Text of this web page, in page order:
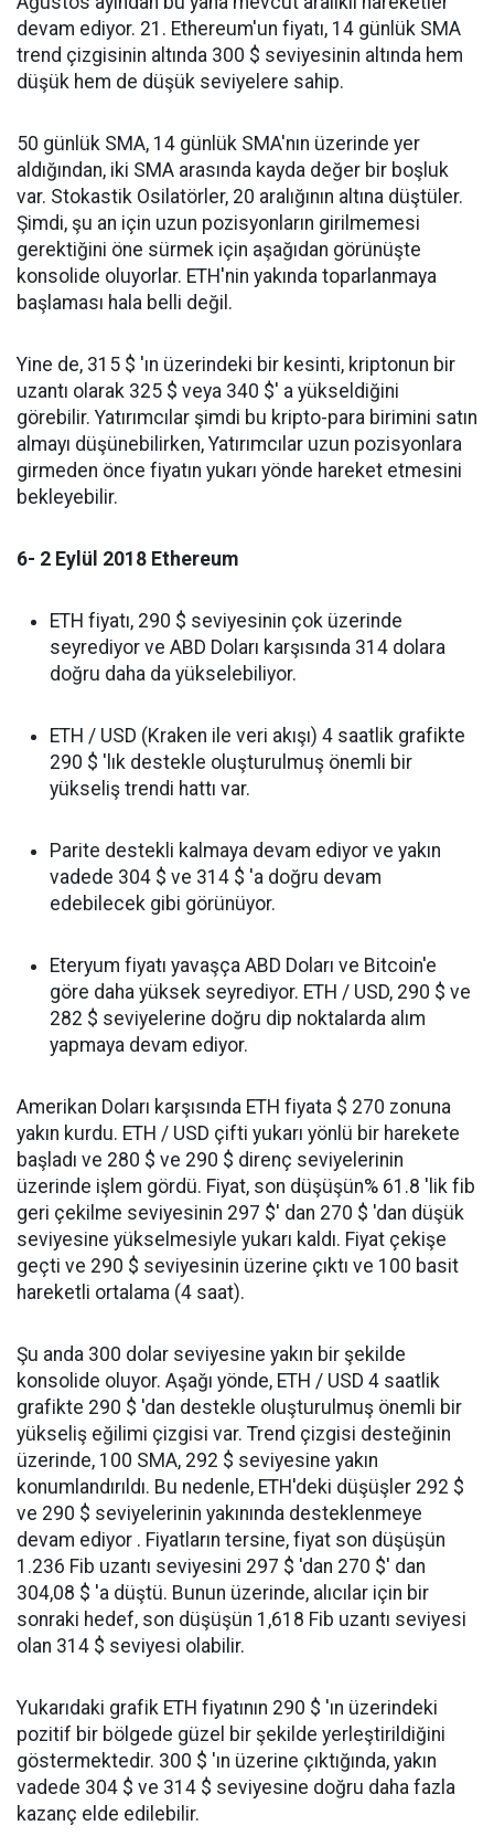
devam ediyor. 21. Ethereum'un fiyatı, 14 günlük SMA
trend çizgisinin altında 300 $ seviyesinin altında hem
düşük hem de düşük seviyelere sahip.
50 günlük SMA, 14 günlük SMA'nın üzerinde yer
aldığından, iki SMA arasında kayda değer bir boşluk
var. Stokastik Osilatörler, 20 aralığının altına düştüler.
Şimdi, şu an için uzun pozisyonların girilmemesi
gerektiğini öne sürmek için aşağıdan görünüşte
konsolide oluyorlar. ETH'nin yakında toparlanmaya
başlaması hala belli değil.
Yine de, 315 $ 'ın üzerindeki bir kesinti, kriptonun bir
uzantı olarak 325 $ veya 340 $' a yükseldiğini
görebilir. Yatırımcılar şimdi bu kripto-para birimini satın
almayı düşünebilirken, Yatırımcılar uzun pozisyonlara
girmeden önce fiyatın yukarı yönde hareket etmesini
bekleyebilir.
6- 2 Eylül 2018 Ethereum
ETH fiyatı, 290 $ seviyesinin çok üzerinde
seyrediyor ve ABD Doları karşısında 314 dolara
doğru daha da yükselebiliyor.
ETH / USD (Kraken ile veri akışı) 4 saatlik grafikte
290 $ 'lık destekle oluşturulmuş önemli bir
yükseliş trendi hattı var.
Parite destekli kalmaya devam ediyor ve yakın
vadede 304 $ ve 314 $ 'a doğru devam
edebilecek gibi görünüyor.
Eteryum fiyatı yavaşça ABD Doları ve Bitcoin'e
göre daha yüksek seyrediyor. ETH / USD, 290 $ ve
282 $ seviyelerine doğru dip noktalarda alım
yapmaya devam ediyor.
Amerikan Doları karşısında ETH fiyata $ 270 zonuna
yakın kurdu. ETH / USD çifti yukarı yönlü bir harekete
başladı ve 280 $ ve 290 $ direnç seviyelerinin
üzerinde işlem gördü. Fiyat, son düşüşün% 61.8 'lik fib
geri çekilme seviyesinin 297 $' dan 270 $ 'dan düşük
seviyesine yükselmesiyle yukarı kaldı. Fiyat çekişe
geçti ve 290 $ seviyesinin üzerine çıktı ve 100 basit
hareketli ortalama (4 saat).
Şu anda 300 dolar seviyesine yakın bir şekilde
konsolide oluyor. Aşağı yönde, ETH / USD 4 saatlik
grafikte 290 $ 'dan destekle oluşturulmuş önemli bir
yükseliş eğilimi çizgisi var. Trend çizgisi desteğinin
üzerinde, 100 SMA, 292 $ seviyesine yakın
konumlandırıldı. Bu nedenle, ETH'deki düşüşler 292 $
ve 290 $ seviyelerinin yakınında desteklenmeye
devam ediyor . Fiyatların tersine, fiyat son düşüşün
1.236 Fib uzantı seviyesini 297 $ 'dan 270 $' dan
304,08 $ 'a düştü. Bunun üzerinde, alıcılar için bir
sonraki hedef, son düşüşün 1,618 Fib uzantı seviyesi
olan 314 $ seviyesi olabilir.
Yukarıdaki grafik ETH fiyatının 290 $ 'ın üzerindeki
pozitif bir bölgede güzel bir şekilde yerleştirildiğini
göstermektedir. 300 $ 'ın üzerine çıktığında, yakın
vadede 304 $ ve 314 $ seviyesine doğru daha fazla
kazanç elde edilebilir.